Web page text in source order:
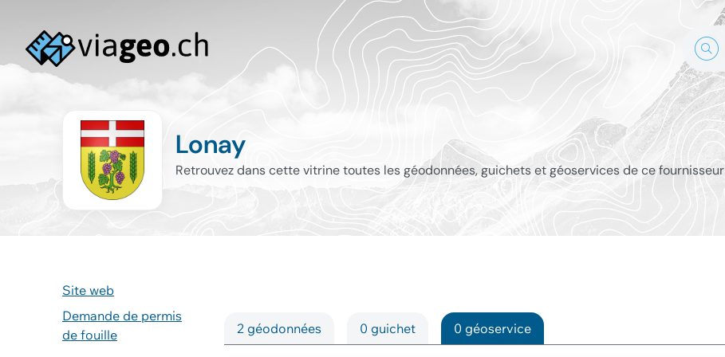
Lonay
Retrouvez dans cette vitrine toutes les géodonnées, guichets et géoservices de ce fournisseur
Site web
Demande de permis
de fouille
2 géodonnées 0 guichet 0 géoservice